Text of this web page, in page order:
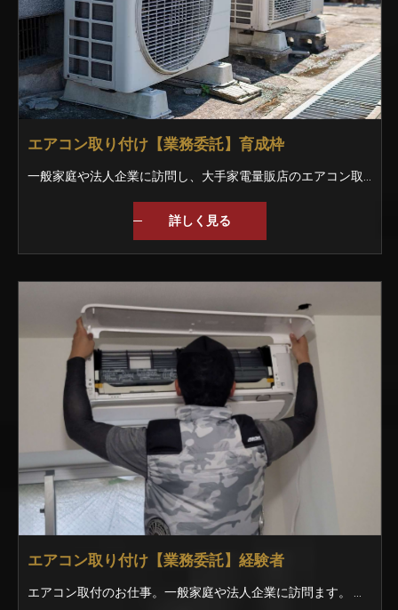
エアコン取り付け【業務委託】育成枠
詳しく見る
エアコン取り付け【業務委託】経験者
エアコン取付のお仕事。一般家庭や法人企業に訪問ます。 大手家電量販店が取引先ですので、毎年安定しています。 閑散期はエアコン以外のお仕事も有りますので、1年を通して稼働が可能です。